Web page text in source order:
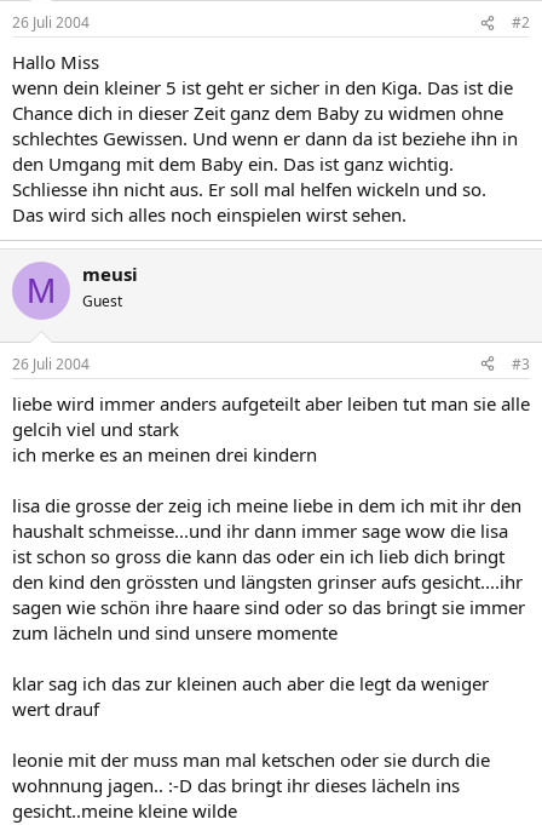
26 Juli 2004 #2
Hallo Miss
wenn dein kleiner 5 ist geht er sicher in den Kiga. Das ist die
Chance dich in dieser Zeit ganz dem Baby zu widmen ohne
schlechtes Gewissen. Und wenn er dann da ist beziehe ihn in
den Umgang mit dem Baby ein. Das ist ganz wichtig.
Schliesse ihn nicht aus. Er soll mal helfen wickeln und so.
Das wird sich alles noch einspielen wirst sehen.
M meusi
Guest
26 Juli 2004 #3
liebe wird immer anders aufgeteilt aber leiben tut man sie alle
gelcih viel und stark
ich merke es an meinen drei kindern
lisa die grosse der zeig ich meine liebe in dem ich mit ihr den
haushalt schmeisse...und ihr dann immer sage wow die lisa
ist schon so gross die kann das oder ein ich lieb dich bringt
den kind den grössten und längsten grinser aufs gesicht....ihr
sagen wie schön ihre haare sind oder so das bringt sie immer
zum lächeln und sind unsere momente
klar sag ich das zur kleinen auch aber die legt da weniger
wert drauf
leonie mit der muss man mal ketschen oder sie durch die
wohnnung jagen.. :-D das bringt ihr dieses lächeln ins
gesicht..meine kleine wilde